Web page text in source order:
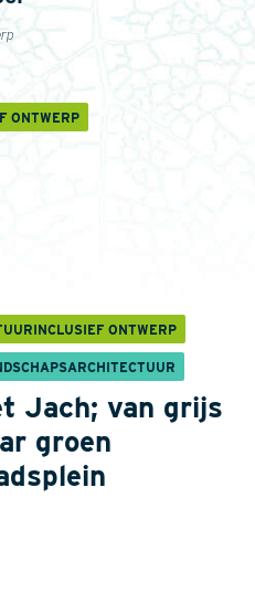
ONTWERP
ONTWERP
Jach; van grijs
groen